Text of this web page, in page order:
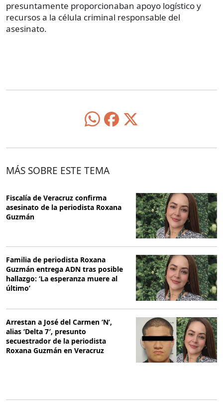
presuntamente proporcionaban apoyo logístico y
recursos a la célula criminal responsable del
asesinato.
MÁS SOBRE ESTE TEMA
Fiscalía de Veracruz confirma
asesinato de la periodista Roxana
Guzmán
Familia de periodista Roxana
Guzmán entrega ADN tras posible
hallazgo: ‘La esperanza muere al
último’
Arrestan a José del Carmen ‘N’,
alias ‘Delta 7′, presunto
secuestrador de la periodista
Roxana Guzmán en Veracruz